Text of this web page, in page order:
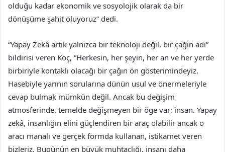
olduğu kadar ekonomik ve sosyolojik olarak da bir
dönüşüme şahit oluyoruz” dedi.
“Yapay Zekâ artık yalnızca bir teknoloji değil, bir çağın adı”
bildirisi veren Koç, “Herkesin, her şeyin, her an ve her yerde
birbiriyle kontaklı olacağı bir çağın ön gösterimindeyiz.
Hasebiyle yarının sorularına dünün usul ve önermeleriyle
cevap bulmak mümkün değil. Ancak bu değişim
atmosferinde, temelde değişmeyen bir öge var; insan. Yapay
zekâ, insanlığın elini güçlendiren bir araç olabilir ancak o
aracı manalı ve gerçek formda kullanan, istikamet veren
bizleriz. Bugünün en büyük muhtaçlığı, insanı daha